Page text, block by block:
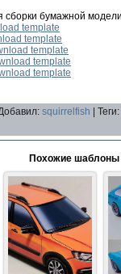
бумажной
template
template
template
template
template
: squirrelfish Теги:
Похожие шаблоны